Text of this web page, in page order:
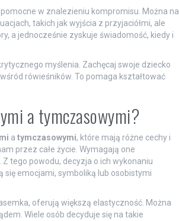
w znalezieniu kompromisu. Można na
takich jak wyjścia z przyjaciółmi, ale
a jednocześnie zyskuje świadomość, kiedy i
myślenia. Zachęcaj swoje dziecko
rówieśników. To pomaga kształtować
a tymczasowymi?
a tymczasowymi, które mają różne cechy i
przez całe życie. Wymagają one
tego powodu, decyzja o ich wykonaniu
się emocjami, symboliką lub osobistymi
oferują większą elastyczność. Można
Wiele osób decyduje się na takie